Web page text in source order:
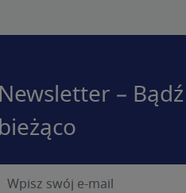
Newsletter –
bieżąco